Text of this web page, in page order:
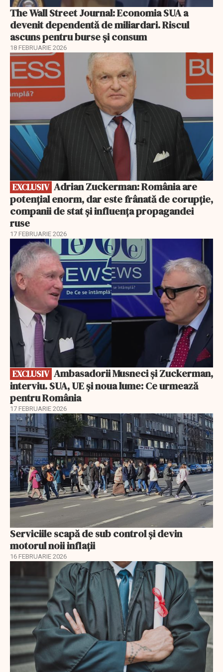
The Wall Street Journal: Economia SUA a
devenit dependentă de miliardari. Riscul
ascuns pentru burse și consum
18 FEBRUARIE 2026
EXCLUSIV
EXCLUSIV
potențial enorm, dar este frânată de corupție,
companii de stat și influența propagandei
ruse
17 FEBRUARIE 2026
EXCLUSIV
EXCLUSIV
interviu. SUA, UE și noua lume: Ce urmează
pentru România
17 FEBRUARIE 2026
Serviciile scapă de sub control și devin
motorul noii inflații
16 FEBRUARIE 2026